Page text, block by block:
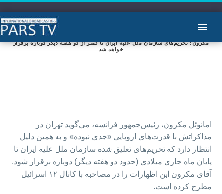
مکرون: تحریم‌های سازمان ملل علیه ایران تا کمتر از دو هفته دیگر دوباره برقرار
خواهد شد
امانوئل مکرون، رئیس‌جمهور فرانسه، می‌گوید تهران در
مذاکراتش با قدرت‌های اروپایی «جدی نبوده» و به همین دلیل
انتظار دارد که تحریم‌های تعلیق شده سازمان ملل علیه ایران تا
پایان ماه جاری میلادی (حدود دو هفته دیگر) دوباره برقرار شود.
آقای مکرون این اظهارات را در مصاحبه با کانال ۱۲ اسرائیل
مطرح کرده است.